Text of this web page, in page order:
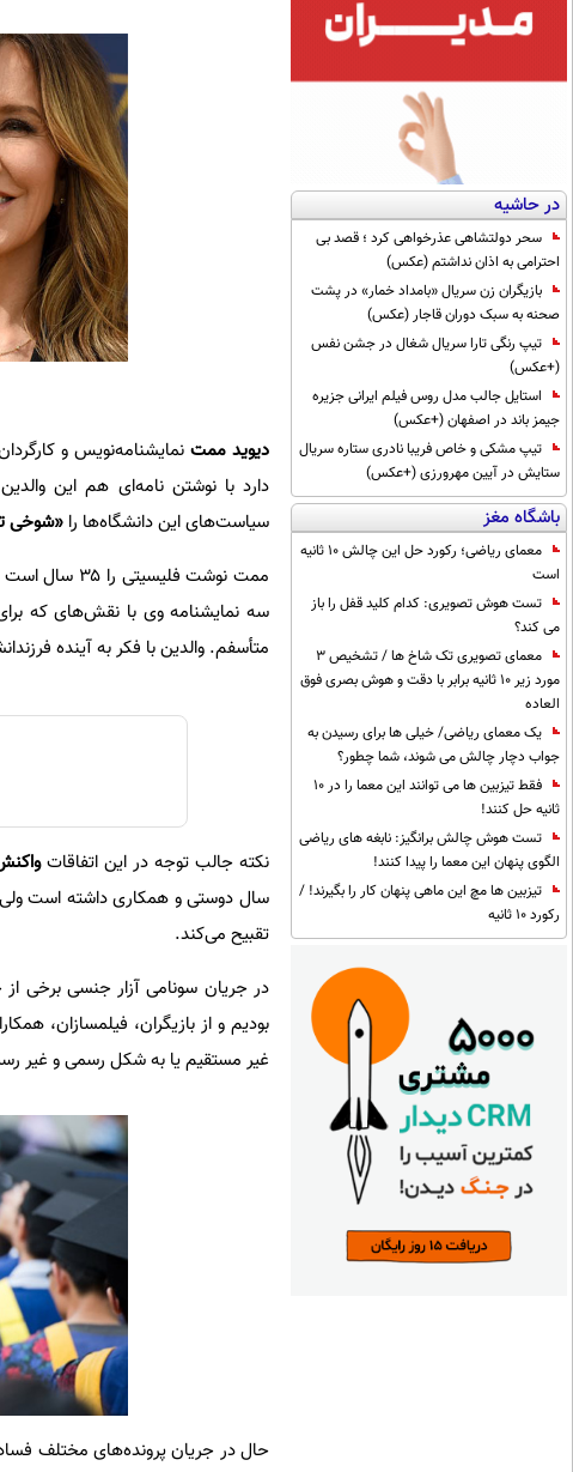
در حاشیه
سحر دولتشاهی عذرخواهی کرد ؛ قصد بی
احترامی به اذان نداشتم (عکس)
بازیگران زن سریال «بامداد خمار» در پشت
صحنه به سبک دوران قاجار (عکس)
تیپ رنگی تارا سریال شغال در جشن نفس
(+عکس)
استایل جالب مدل روس فیلم ایرانی جزیره
جیمز باند در اصفهان (+عکس)
تیپ مشکی و خاص فریبا نادری ستاره سریال
ستایش در آیین مهرورزی (+عکس)
باشگاه مغز
معمای ریاضی؛ رکورد حل این چالش 10 ثانیه
است
تست هوش تصویری: کدام کلید قفل را باز
می کند؟
معمای تصویری تک شاخ ها / تشخیص 3
مورد زیر 10 ثانیه برابر با دقت و هوش بصری فوق
العاده
یک معمای ریاضی/ خیلی ها برای رسیدن به
جواب دچار چالش می شوند، شما چطور؟
فقط تیزبین ها می توانند این معما را در 10
ثانیه حل کنند!
تست هوش چالش برانگیز: نابغه های ریاضی
الگوی پنهان این معما را پیدا کنند!
تیزبین ها مچ این ماهی پنهان کار را بگیرند! /
رکورد 10 ثانیه
دیوید ممت نمایشنامه‌نویس و
دارد با نوشتن نامه‌ای هم این
سیاست‌های این دانشگاه‌ها را «شوخی
ممت نوشت
متأسفم. والدین با فکر به آینده
نکته جالب توجه در این اتفاقات
سال دوستی و همکاری داشته است ولی
تقبیح می‌کند.
در جریان سونامی آزار جنسی برخی از
بودیم و از بازیگران، فیلمسازان،
غیر مستقیم یا به شکل رسمی و غیر
حال در جریان پرونده‌های مختلف